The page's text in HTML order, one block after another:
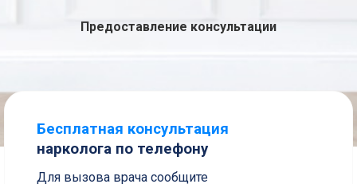
Предоставление консультации
Бесплатная консультация
нарколога по телефону
Для вызова врача сообщите